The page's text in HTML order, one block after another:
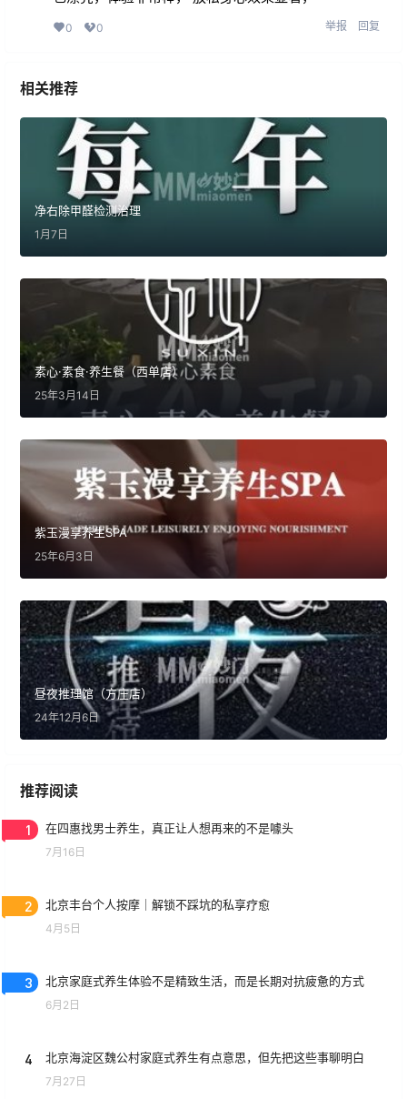
0 0 举报 回复
相关推荐
净右除甲醛检测治理
1月7日
素心·素食·养生餐（西单店）
25年3月14日
紫玉漫享养生SPA
25年6月3日
昼夜推理馆（方庄店）
24年12月6日
推荐阅读
1 在四惠找男士养生，真正让人想再来的不是噱头
7月16日
2 北京丰台个人按摩｜解锁不踩坑的私享疗愈
4月5日
3 北京家庭式养生体验不是精致生活，而是长期对抗疲惫的方式
6月2日
4 北京海淀区魏公村家庭式养生有点意思，但先把这些事聊明白
7月27日